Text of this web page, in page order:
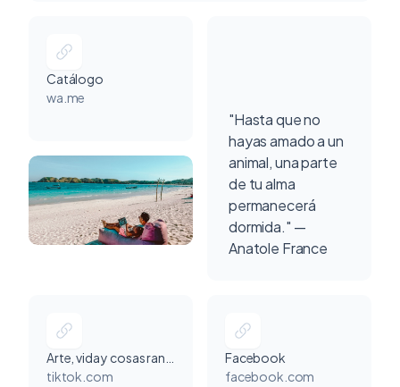
Catálogo
wa.me
"Hasta que no
hayas amado a un
animal, una parte
de tu alma
permanecerá
dormida." —
Anatole France
tiktok.com
Facebook
facebook.com